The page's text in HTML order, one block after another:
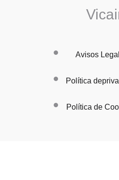
Avisos
Política
Política de